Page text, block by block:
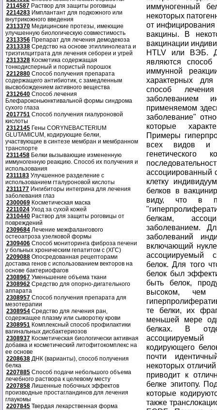
2114587 Раствор для защиты роговицы
2214283 Имплантант для подкожного или
внутрикожного введения
2313370 Медицинские протезы, имеющие
улучшенную биологическую совместимость
2313356 Препарат для лечения демодекоза
2313338 Средство на основе этиллинолеата и
триэтилцитрата для лечения себореи и угрей
2313328 Косметика содержащая
тонкодисперный и пористый порошок
2212880 Способ получения препарата
содержащего антибиотик, с замедленным
высвобождением активного вещества
2312640 Способ лечения
Блефароконьюнктивальной формы синдрома
сухого глаза
2017751 Способ получения гиалуроновой
кислоты
2312145 Гены CORYNEBACTERIUM
GLUTAMICUM, кодирующие белки,
участвующие в синтезе мембран и мембранном
транспорте
2311458 Белки вызывающие измененную
иммуногенную реакцию. Способ их получения и
использования
2311183 Улучшенное разделение с
использованием гталуроновой кислоты
2311177 Ингибиторы интегрина для лечения
заболевания глаз
2300069 Косметическая маска
2211024 Уход за сухой кожей
2310440 Раствор для защиты роговицы от
повреждений
2309684 Лечение межфалангового
остеоатроза узелковой формы
2309406 Способ мониторинга фиброза печени
у больных хроническим гепатитом с (ХГС)
2209088 Опосредованная рецепторами
доставка генов с использованием векторов на
основе бактериофагов
2308967 Уменьшение объема ткани
2308962 Средство для опорно-дигательного
аппарата
2308957 Способ получения препарата для
мезотерапии
2308954 Средство для лечения ран,
содержащее плазму или сыворотку крови
2308951 Комплексный способ профилактики
вагинальных дисбактериозов
2308937 Косметическая биологически активная
добавка и косметический литофитокомплекс на
ее основе
2208638 ДНК (варианты), способ получения
белка
2207885 Способ подачи небольшого объема
лечебного раствора к целевому месту
2207858 Лишенные побочных эффектов
производные простагландинов для лечения
глаукомы
2207845 Твердая лекарственная форма